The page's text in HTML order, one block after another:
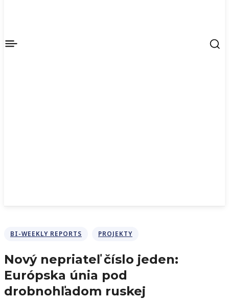
BI-WEEKLY REPORTS PROJEKTY
Nový nepriateľ číslo jeden:
Európska únia pod
drobnohľadom ruskej